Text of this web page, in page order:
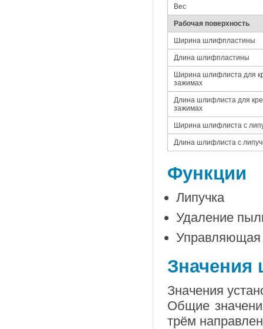
Вес
Рабочая поверхность
Ширина шлифпластины
Длина шлифпластины
Ширина шлифлиста для
зажимах
Длина шлифлиста для
зажимах
Ширина шлифлиста с
Длина шлифлиста с
Функции
Липучка
Удаление
Управляющая
Значения
Значения
Общие
трём